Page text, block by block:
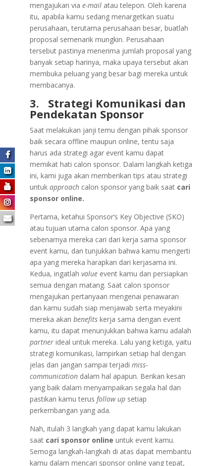
mengajukan via e-mailatau telepon. Oleh karena
itu, apabila kamu sedang menargetkan suatu
perusahaan, terutama perusahaan besar, buatlah
proposal semenarik mungkin. Perusahaan
tersebut pastinya menerima jumlah proposal yang
banyak setiap harinya, maka upaya tersebut akan
membuka peluang yang besar bagi mereka untuk
membacanya.
3. Strategi Komunikasi dan
Pendekatan Sponsor
Saat melakukan janji temu dengan pihak sponsor
baik secara offline maupun online, tentu saja
harus ada strategi agar event kamu dapat
memikat hati calon sponsor. Dalam langkah ketiga
ini, kami juga akan memberikan tips atau strategi
untuk approachcalon sponsor yang baik saat cari
sponsor online.
Pertama, ketahui Sponsor’s Key Objective (SKO)
atau tujuan utama calon sponsor. Apa yang
sebenarnya mereka cari dari kerja sama sponsor
event kamu, dan tunjukkan bahwa kamu mengerti
apa yang mereka harapkan dari kerjasama ini.
Kedua, ingatlah valueevent kamu dan persiapkan
semua dengan matang. Saat calon sponsor
mengajukan pertanyaan mengenai penawaran
dan kamu sudah siap menjawab serta meyakini
mereka akan benefitskerja sama dengan event
kamu, itu dapat menunjukkan bahwa kamu adalah
partner ideal untuk mereka. Lalu yang ketiga, yaitu
strategi komunikasi, lampirkan setiap hal dengan
jelas dan jangan sampai terjadi miss-
communication dalam hal apapun. Berikan kesan
yang baik dalam menyampaikan segala hal dan
pastikan kamu terus follow up setiap
perkembangan yang ada.
Nah, itulah 3 langkah yang dapat kamu lakukan
saat cari sponsor online untuk event kamu.
Semoga langkah-langkah di atas dapat membantu
kamu dalam mencari sponsor online yang tepat,